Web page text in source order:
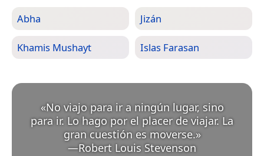
Abha Jizán
Khamis Mushayt Islas Farasan
«No viajo para ir a ningún lugar, sino
para ir. Lo hago por el placer de viajar. La
gran cuestión es moverse. »
—Robert Louis Stevenson